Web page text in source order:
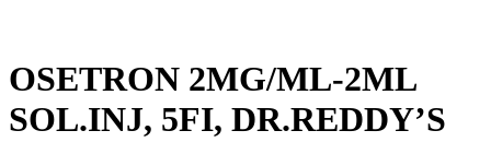
OSETRON 2MG/ML-2ML
SOL.INJ, 5FI, DR.REDDY’S